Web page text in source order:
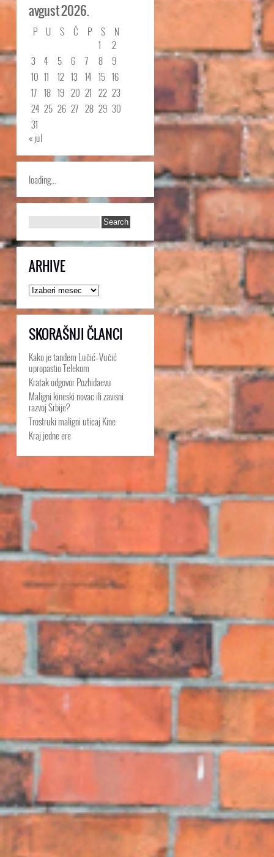
avgust 2026.
P U S Č P S
N
1
2
3
4 5 6 7 8
9
10 11 12 13 14 15 16
17 18 19 20 21 22 23
24 25 26 27 28 29 30
31
« jul
loading...
ARHIVE
Arhive
SKORAŠNJI ČLANCI
Kako je tandem Lučić–Vučić
upropastio Telekom
Kratak odgovor Pozhidaevu
Maligni kineski novac ili zavisni
razvoj Srbije?
Trostruki maligni uticaj Kine
Kraj jedne ere